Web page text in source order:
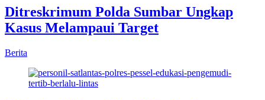
Ditreskrimum Polda Sumbar Ungkap
Kasus Melampaui Target
Berita